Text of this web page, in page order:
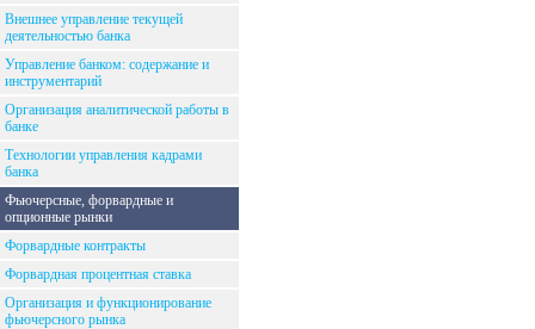
Внешнее управление текущей
деятельностью банка
Управление банком: содержание и
инструментарий
Организация аналитической работы в
банке
Технологии управления кадрами
банка
Фьючерсные, форвардные и
опционные рынки
Форвардные контракты
Форвардная процентная ставка
Организация и функционирование
фьючерсного рынка